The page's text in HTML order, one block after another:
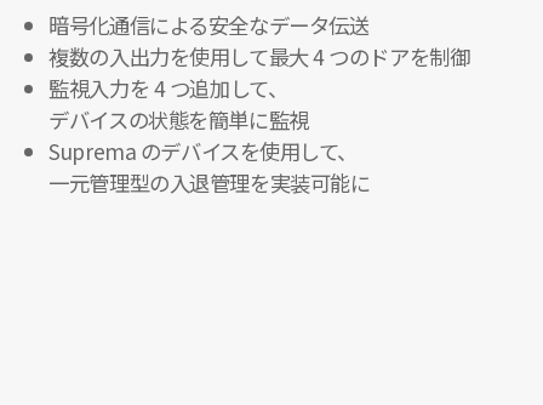
暗号化通信による安全なデータ伝送
複数の入出力を使用して最大 4 つのドアを制御
監視入力を 4 つ追加して、
デバイスの状態を簡単に監視
Suprema のデバイスを使用して、
一元管理型の入退管理を実装可能に